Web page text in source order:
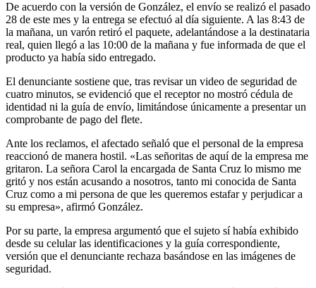
De acuerdo con la versión de González, el envío se realizó el pasado
28 de este mes y la entrega se efectuó al día siguiente. A las 8:43 de
la mañana, un varón retiró el paquete, adelantándose a la destinataria
real, quien llegó a las 10:00 de la mañana y fue informada de que el
producto ya había sido entregado.
El denunciante sostiene que, tras revisar un video de seguridad de
cuatro minutos, se evidenció que el receptor no mostró cédula de
identidad ni la guía de envío, limitándose únicamente a presentar un
comprobante de pago del flete.
Ante los reclamos, el afectado señaló que el personal de la empresa
reaccionó de manera hostil. «Las señoritas de aquí de la empresa me
gritaron. La señora Carol la encargada de Santa Cruz lo mismo me
gritó y nos están acusando a nosotros, tanto mi conocida de Santa
Cruz como a mi persona de que les queremos estafar y perjudicar a
su empresa», afirmó González.
Por su parte, la empresa argumentó que el sujeto sí había exhibido
desde su celular las identificaciones y la guía correspondiente,
versión que el denunciante rechaza basándose en las imágenes de
seguridad.